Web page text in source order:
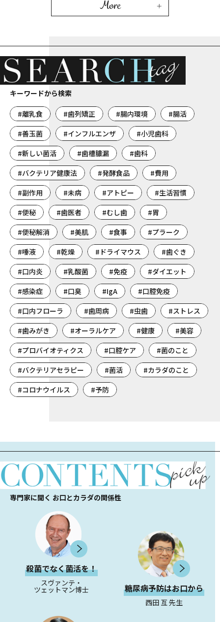
More
キーワードから検索
#離乳食 #歯列矯正 #腸内環境
#腸活
#善玉菌
#インフルエンザ
#小児歯科
#新しい菌活
#歯槽膿漏
#歯科
#バクテリア健康法
#発酵食品
#費用
#副作用
#未病 #アトピー
#生活習慣
#便秘
#歯医者 #むし歯
#胃
#便秘解消
#美肌 #食事
#プラーク
#唾液
#乾燥 #ドライマウス
#歯ぐき
#口内炎
#乳酸菌 #免疫
#ダイエット
#感染症
#口臭 #IgA
#口腔免疫
#口内フローラ
#歯周病 #虫歯
#ストレス
#歯みがき
#オーラルケア #健康
#美容
#プロバイオティクス
#口腔ケア
#菌のこと
#バクテリアセラピー
#菌活
#カラダのこと
#コロナウイルス
#予防
専門家に聞く お口とカラダの関係性
殺菌でなく菌活を！
スヴァンテ・
ツェットマン博士 糖尿病予防はお口から
西田 亙 先生